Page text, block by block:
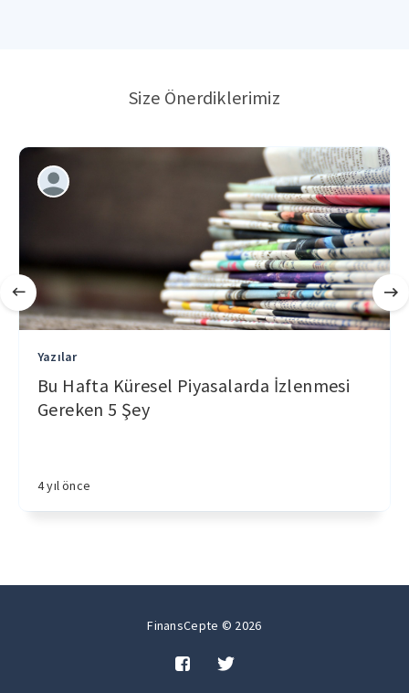
Size Önerdiklerimiz
Yazılar
Bu Hafta Küresel Piyasalarda İzlenmesi
Gereken 5 Şey
4 yıl önce
FinansCepte © 2026